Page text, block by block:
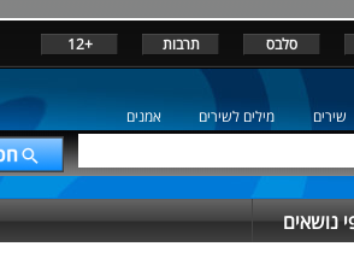
סלבס תרבות +12
שירים מילים לשירים אמנים
נושאים